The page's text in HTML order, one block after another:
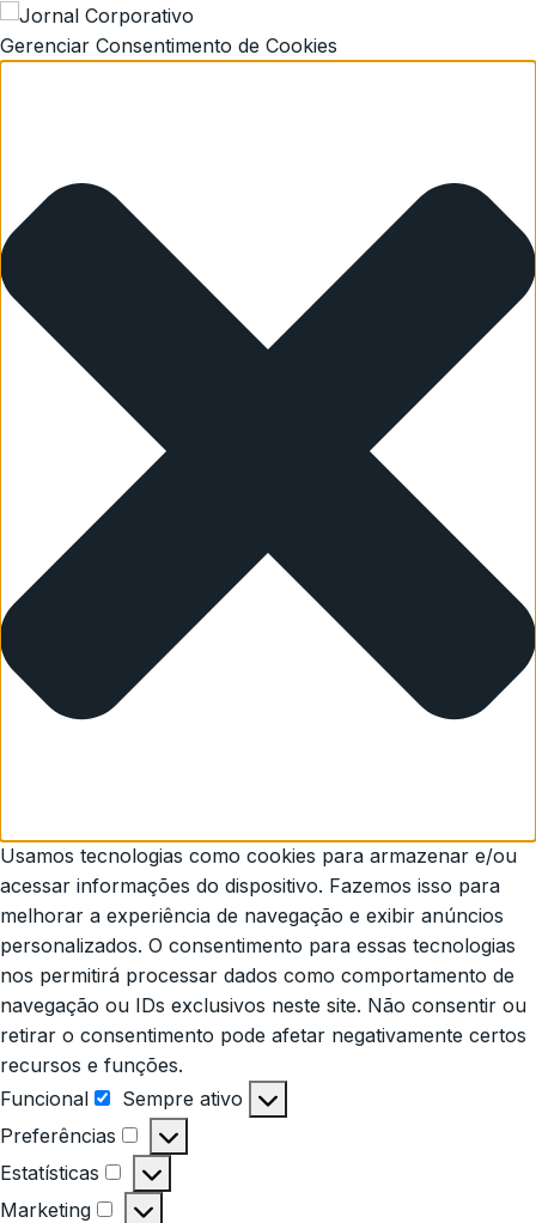
Gerenciar Consentimento de Cookies
Usamos tecnologias como cookies para armazenar e/ou
acessar informações do dispositivo. Fazemos isso para
melhorar a experiência de navegação e exibir anúncios
personalizados. O consentimento para essas tecnologias
nos permitirá processar dados como comportamento de
navegação ou IDs exclusivos neste site. Não consentir ou
retirar o consentimento pode afetar negativamente certos
recursos e funções.
Funcional
Sempre ativo
Preferências
Estatísticas
Marketing